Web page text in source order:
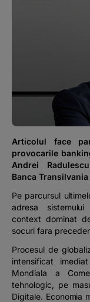
The MacRO
Pentru
Banking, pe
Articolul face
provocarile
Andrei
Banca
Pe parcursul
adresa sistemului
context dominat
socuri fara
Procesul de
intensificat
Mondiala a
tehnologic, pe
Digitale. Economia